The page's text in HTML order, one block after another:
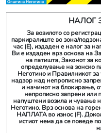
НАЛОГ
За возилото со
паркиралиште во зона/
час (E), издаден е налог за
Ви е издаден врз основа на
на патишта, Законот за
определување на зонско
Неготино и Правилникот
надзор над непрописно
и начинот на блокирање,
непрописно запрени или
напуштени возила и чување
Неготино. Врз основа на
НАПЛАТА во износ (F).
истиот нема да се поведе